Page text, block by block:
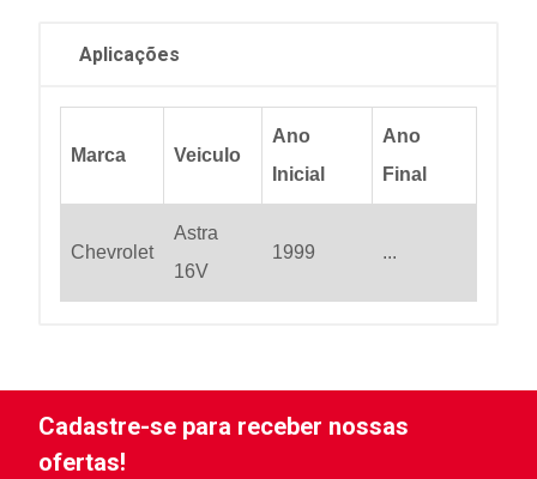
Aplicações
Marca Veiculo
Ano
Inicial
Ano
Final
Chevrolet
Astra
16V
1999 ...
Cadastre-se para receber nossas
ofertas!